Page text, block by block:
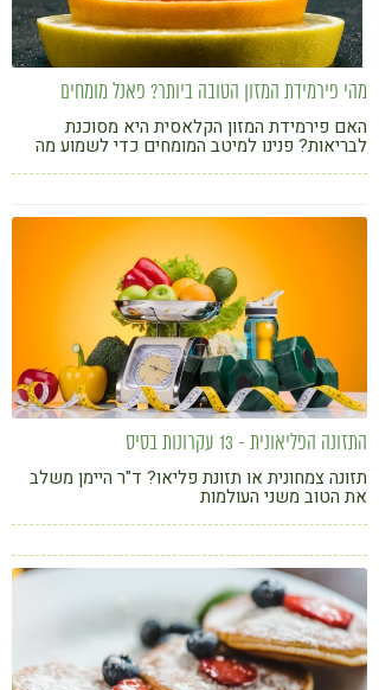
מהי פירמידת המזון הטובה ביותר? פאנל מומחים
האם פירמידת המזון הקלאסית היא מסוכנת
לבריאות? פנינו למיטב המומחים כדי לשמוע מה
התזונה הפליאונית - 13 עקרונות בסיס
תזונה צמחונית או תזונת פליאו? ד"ר היימן משלב
את הטוב משני העולמות